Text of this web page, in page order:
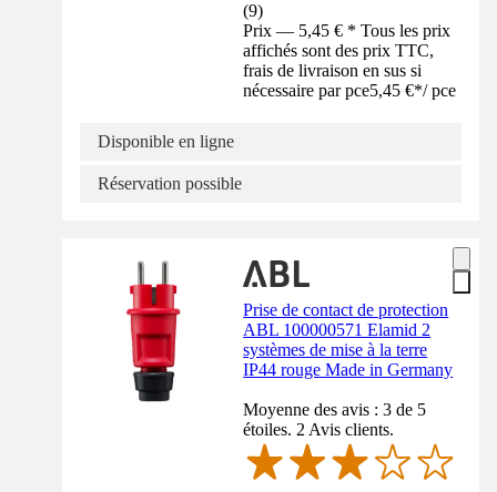
(9)
Prix — 5,45 € * Tous les prix
affichés sont des prix TTC,
frais de livraison en sus si
nécessaire par pce5,45 €*/ pce
Disponible en ligne
Réservation possible
Prise de contact de protection
ABL 100000571 Elamid 2
systèmes de mise à la terre
IP44 rouge Made in Germany
Moyenne des avis : 3 de 5
étoiles. 2 Avis clients.